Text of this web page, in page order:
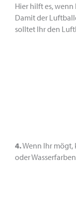
Hier hilft es,
Damit der
solltet Ihr den
4.Wenn Ihr mögt,
oder